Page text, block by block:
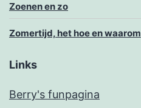
Zoenen en zo
Zomertijd, het hoe en waarom
Links
Berry's funpagina